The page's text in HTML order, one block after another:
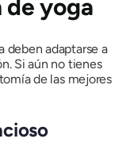
de yoga
deben adaptarse a
Si aún no tienes
de las mejores